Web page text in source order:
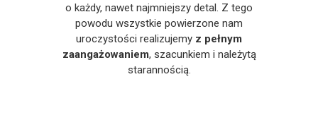
o każdy, nawet najmniejszy detal. Z tego
powodu wszystkie powierzone nam
uroczystości realizujemy z pełnym
zaangażowaniem, szacunkiem i należytą
starannością.